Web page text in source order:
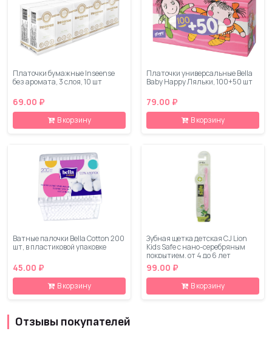
Платочки бумажные Inseense
без аромата, 3 слоя, 10 шт
69.00 ₽
В корзину
Платочки универсальные Bella
Baby Happy Ляльки, 100+50 шт
79.00 ₽
В корзину
Ватные палочки Bella Cotton 200
шт, в пластиковой упаковке
45.00 ₽
В корзину
Зубная щетка детская CJ Lion
Kids Safe с нано-серебряным
покрытием, от 4 до 6 лет
99.00 ₽
В корзину
Отзывы покупателей